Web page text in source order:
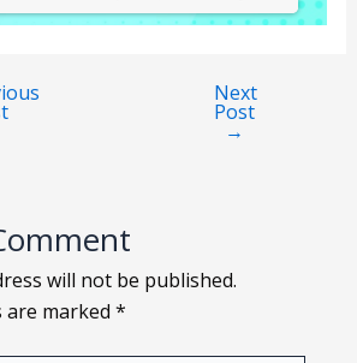
Next
Post
→
will not be published.
are marked *